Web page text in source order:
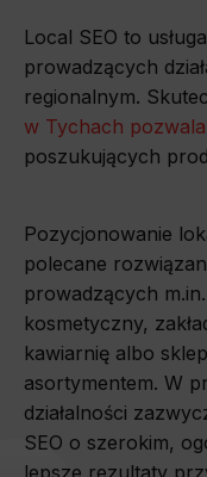
Local SEO to
prowadzących
regionalnym.
w Tychach
poszukujących
Pozycjonowanie
polecane
prowadzących
kosmetyczny,
kawiarnię albo
asortymentem. W
działalności
SEO o szerokim,
lepsze rezultaty